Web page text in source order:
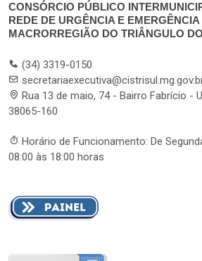
CONSÓRCIO PÚBLICO
REDE DE URGÊNCIA E EMERGÊNCIA
MACRORREGIÃO DO TRIÂNGULO
(34) 3319-0150
Rua 13 de maio, 74 - Bairro Fabrício -
38065-160
Horário de Funcionamento: De
08:00 às 18:00 horas